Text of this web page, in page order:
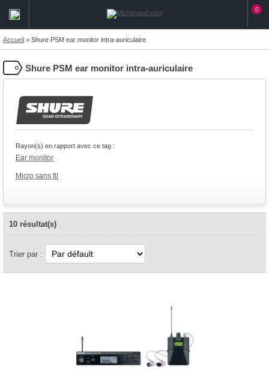
0
Accueil > Shure PSM ear monitor intra-auriculaire
Shure PSM ear monitor intra-auriculaire
Rayon(s) en rapport avec ce tag :
Ear monitor
Micro sans fil
10 résultat(s)
Trier par :